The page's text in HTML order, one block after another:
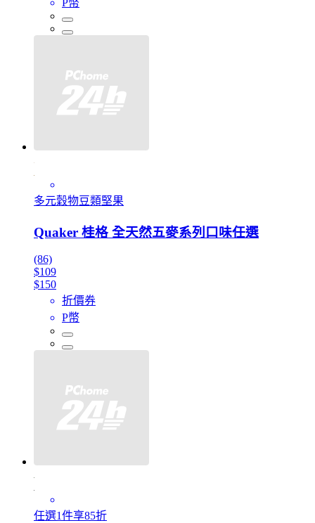
P幣
多元穀物豆類堅果
Quaker 桂格 全天然五麥系列口味任選
(86)
$109
$150
折價券
P幣
任選1件享85折